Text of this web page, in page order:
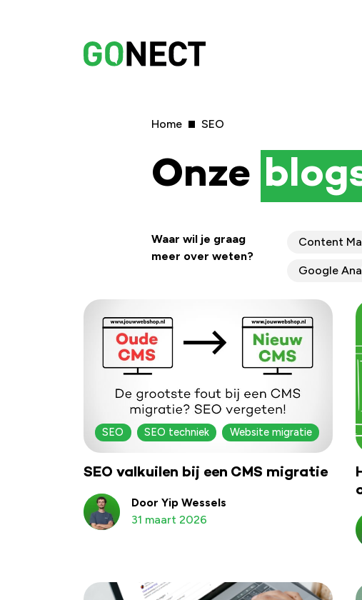
Home SEO
Onze
Waar wil je graag
meer over weten?
Content
Google
SEO SEO techniek Website migratie
SEO valkuilen bij een CMS migratie
Door Yip Wessels
31 maart 2026